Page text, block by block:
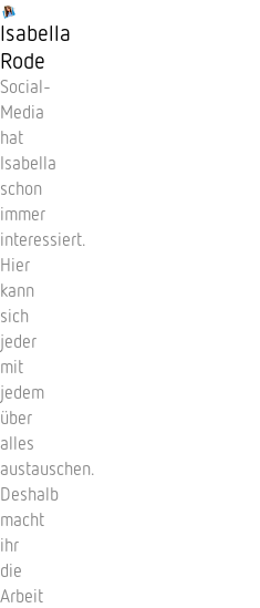
Isabella
Rode
Social-
Media
hat
Isabella
schon
immer
interessiert.
Hier
kann
sich
jeder
mit
jedem
über
alles
austauschen.
Deshalb
macht
ihr
die
Arbeit